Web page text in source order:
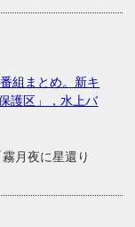
組まとめ。新キ
護区」，水上バ
月夜に星還り